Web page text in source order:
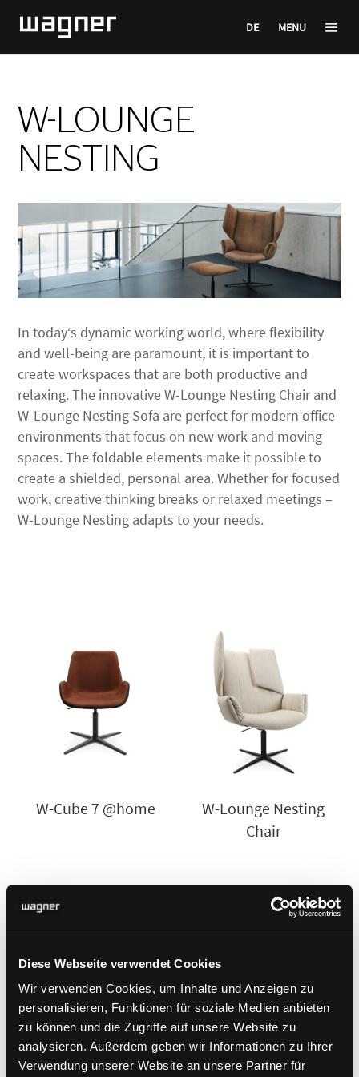
Diese Webseite verwendet Cookies
Wir verwenden Cookies, um Inhalte und Anzeigen zu
personalisieren, Funktionen für soziale Medien anbieten
zu können und die Zugriffe auf unsere Website zu
analysieren. Außerdem geben wir Informationen zu Ihrer
Verwendung unserer Website an unsere Partner für
DE MENU
W-LOUNGE
NESTING
In today‘s dynamic working world, where flexibility
and well-being are paramount, it is important to
create workspaces that are both productive and
relaxing. The innovative W-Lounge Nesting Chair and
W-Lounge Nesting Sofa are perfect for modern office
environments that focus on new work and moving
spaces. The foldable elements make it possible to
create a shielded, personal area. Whether for focused
work, creative thinking breaks or relaxed meetings –
W-Lounge Nesting adapts to your needs.
W-Cube 7 @home
W-Lounge Nesting
Chair
W-Lounge Nesting